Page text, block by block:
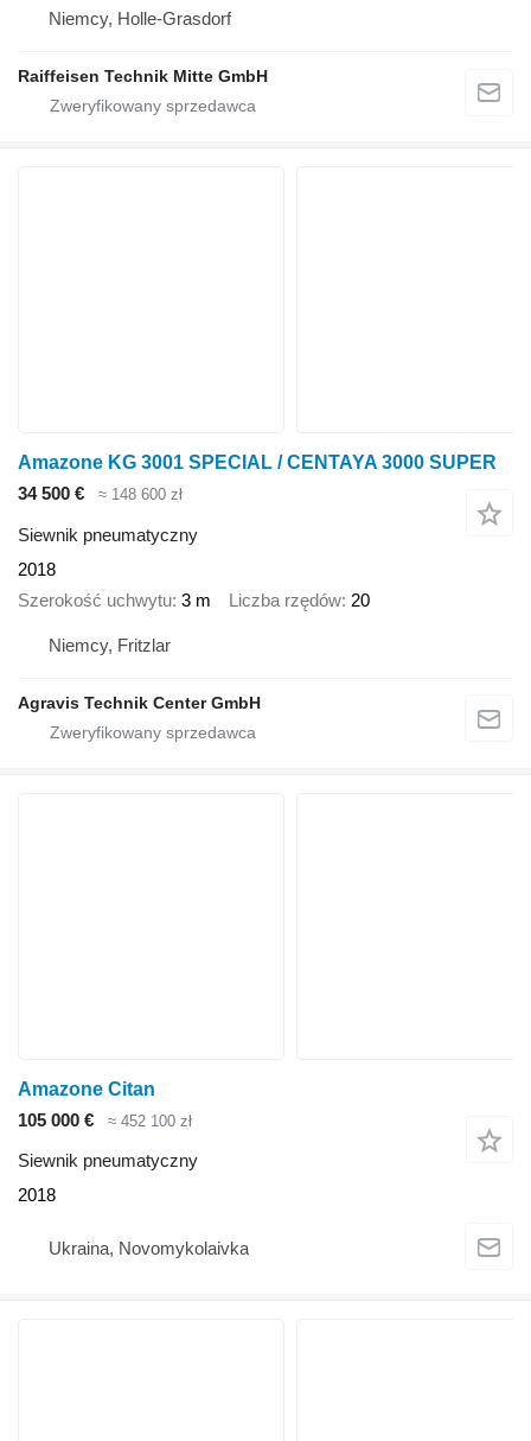
Niemcy, Holle-Grasdorf
Raiffeisen Technik Mitte GmbH
Amazone KG 3001 SPECIAL / CENTAYA 3000 SUPER
34 500 €
≈ 148 600 zł
Siewnik pneumatyczny
2018
Szerokość uchwytu 3 m Liczba rzędów 20
Niemcy, Fritzlar
Agravis Technik Center GmbH
Amazone Citan
105 000 €
≈ 452 100 zł
Siewnik pneumatyczny
2018
Ukraina, Novomykolaivka